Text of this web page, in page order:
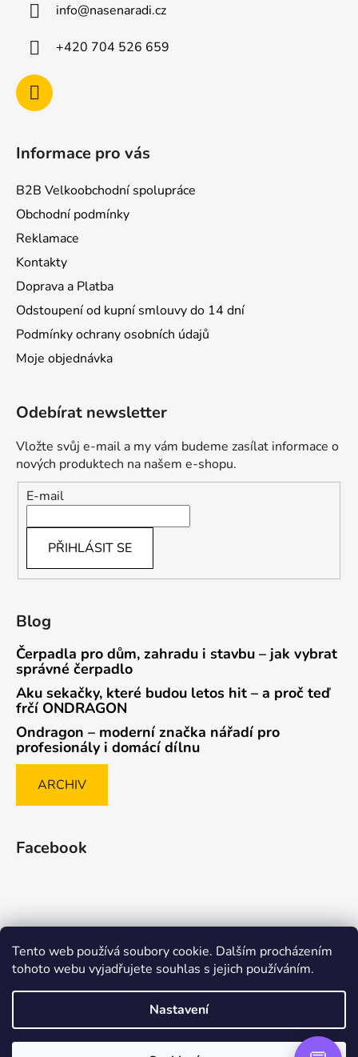
Tento web používá soubory cookie. Dalším procházením
tohoto webu vyjadřujete souhlas s jejich používáním.
Nastavení
info@nasenaradi.cz
+420 704 526 659
Informace pro vás
B2B Velkoobchodní spolupráce
Obchodní podmínky
Reklamace
Kontakty
Doprava a Platba
Odstoupení od kupní smlouvy do 14 dní
Podmínky ochrany osobních údajů
Moje objednávka
Odebírat newsletter
Vložte svůj e-mail a my vám budeme zasílat informace o
nových produktech na našem e-shopu.
E-mail
PŘIHLÁSIT SE
Blog
Čerpadla pro dům, zahradu i stavbu – jak vybrat
správné čerpadlo
Aku sekačky, které budou letos hit – a proč teď
frčí ONDRAGON
Ondragon – moderní značka nářadí pro
profesionály i domácí dílnu
ARCHIV
Facebook
Způsob ověřování recenzí
Vytvořil Shoptet Premium